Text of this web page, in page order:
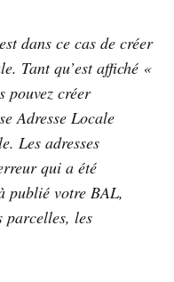
dans ce cas de créer
Tant qu’est affiché «
pouvez créer
Adresse Locale
Les adresses
qui a été
publié votre BAL,
parcelles, les